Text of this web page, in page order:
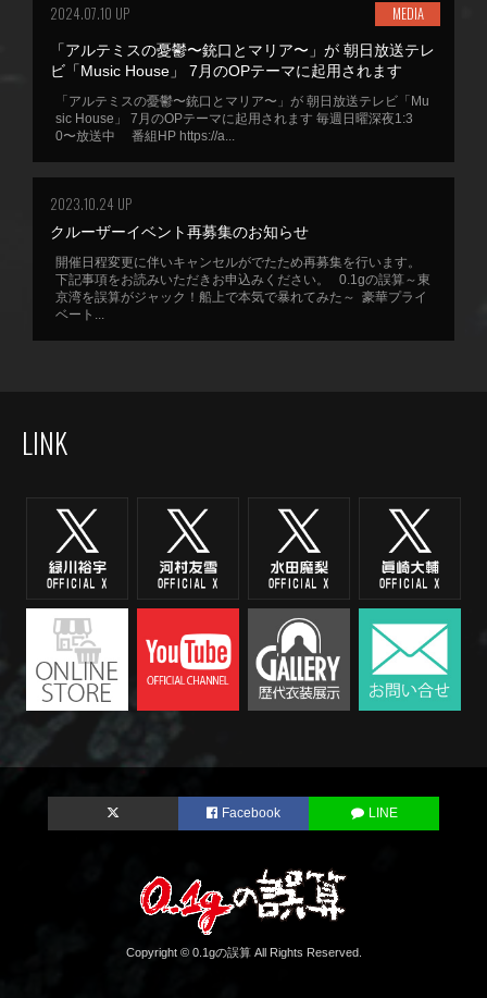
2024.07.10 UP MEDIA
「アルテミスの憂鬱〜銃口とマリア〜」が 朝日放送テレ
ビ「Music House」 7月のOPテーマに起用されます
「アルテミスの憂鬱〜銃口とマリア〜」が 朝日放送テレビ「Mu
sic House」 7月のOPテーマに起用されます 毎週日曜深夜1:3
0〜放送中 番組HP https://a...
2023.10.24 UP
クルーザーイベント再募集のお知らせ
開催日程変更に伴いキャンセルがでたため再募集を行います。
下記事項をお読みいただきお申込みください。 0.1gの誤算～東
京湾を誤算がジャック！船上で本気で暴れてみた～ 豪華プライ
ベート...
LINK
Facebook LINE
Copyright © 0.1gの誤算 All Rights Reserved.